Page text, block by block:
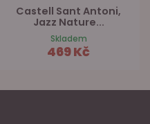
Castell Sant Antoni,
Jazz Nature...
Skladem
469 Kč